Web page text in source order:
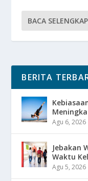
BACA
BERITA
Agu 6, 2026
Jebakan
Waktu
Agu 5, 2026